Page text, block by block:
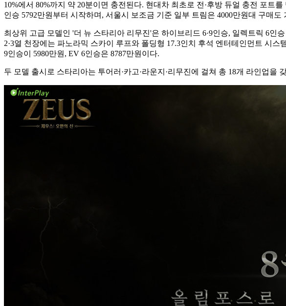
10%에서 80%까지 약 20분이면 충전된다. 현대차 최초로 전·후방 듀얼 충전 포트
인승 5792만원부터 시작하며, 서울시 보조금 기준 일부 트림은 4000만원대 구매도
최상위 고급 모델인 '더 뉴 스타리아 리무진'은 하이브리드 6·9인승, 일렉트릭 6
2·3열 천장에는 파노라믹 스카이 루프와 폴딩형 17.3인치 후석 엔터테인먼트 시
9인승이 5980만원, EV 6인승은 8787만원이다.
두 모델 출시로 스타리아는 투어러·카고·라운지·리무진에 걸쳐 총 18개 라인업을